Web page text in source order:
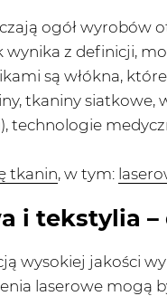
ogół wyrobów
wynika z definicji,
są włókna,
tkaniny
technologie
tkanin, w tym:
i tekstylia –
wysokiej jakości
laserowe